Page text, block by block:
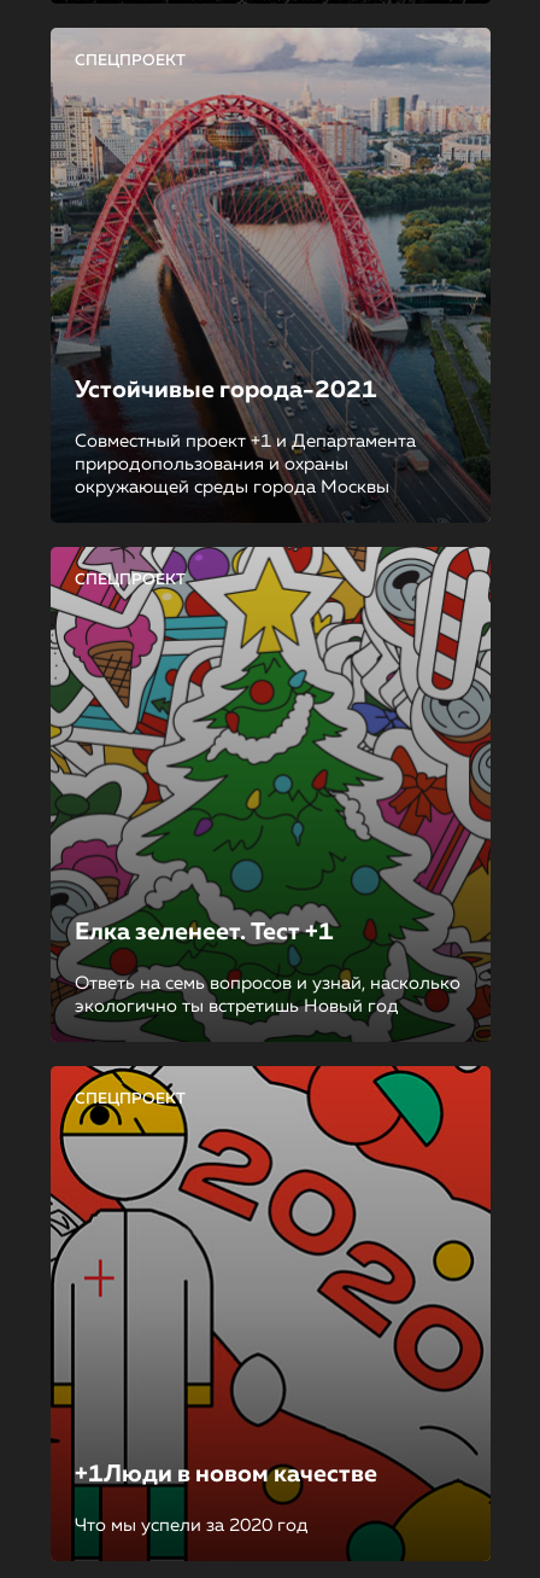
СПЕЦПРОЕКТ
Устойчивые города-2021
Совместный проект +1 и Департамента
природопользования и охраны
окружающей среды города Москвы
СПЕЦПРОЕКТ
Елка зеленеет. Тест +1
Ответь на семь вопросов и узнай, насколько
экологично ты встретишь Новый год
СПЕЦПРОЕКТ
+1Люди в новом качестве
Что мы успели за 2020 год